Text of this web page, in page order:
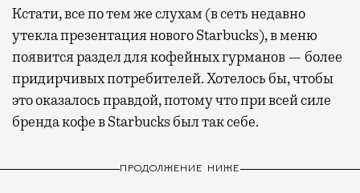
Кстати, все по тем же слухам (в сеть недавно
утекла презентация нового Starbucks), в меню
появится раздел для кофейных гурманов — более
придирчивых потребителей. Хотелось бы, чтобы
это оказалось правдой, потому что при всей силе
бренда кофе в Starbucks был так себе.
ПРОДОЛЖЕНИЕ НИЖЕ